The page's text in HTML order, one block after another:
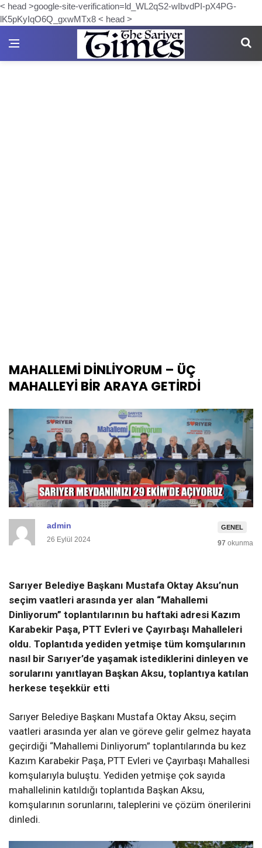
< head >google-site-verification=ld_WL2qS2-wIbvdPI-pX4PG-
lK5pKyIqO6Q_gxwMTx8 < head >
MAHALLEMİ DİNLİYORUM – ÜÇ
MAHALLEYİ BİR ARAYA GETİRDİ
admin
26 Eylül 2024
GENEL
97 okunma
Sarıyer Belediye Başkanı Mustafa Oktay Aksu’nun
seçim vaatleri arasında yer alan “Mahallemi
Dinliyorum” toplantılarının bu haftaki adresi Kazım
Karabekir Paşa, PTT Evleri ve Çayırbaşı Mahalleleri
oldu. Toplantıda yediden yetmişe tüm komşularının
nasıl bir Sarıyer’de yaşamak istediklerini dinleyen ve
sorularını yanıtlayan Başkan Aksu, toplantıya katılan
herkese teşekkür etti
Sarıyer Belediye Başkanı Mustafa Oktay Aksu, seçim
vaatleri arasında yer alan ve göreve gelir gelmez hayata
geçirdiği “Mahallemi Dinliyorum” toplantılarında bu kez
Kazım Karabekir Paşa, PTT Evleri ve Çayırbaşı Mahallesi
komşularıyla buluştu. Yediden yetmişe çok sayıda
mahallelinin katıldığı toplantıda Başkan Aksu,
komşularının sorunlarını, taleplerini ve çözüm önerilerini
dinledi.